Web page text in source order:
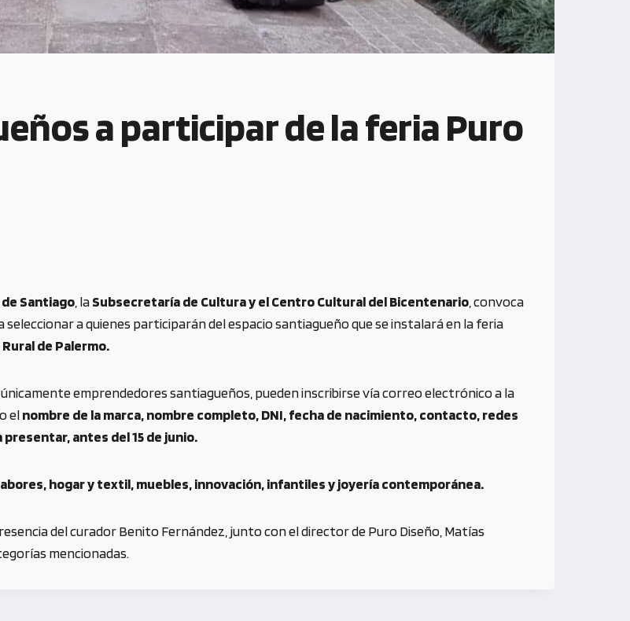
a participar de la feria Puro
de Santiago , laSubsecretaría de Cultura y el Centro Cultural del Bicentenario , convoca
seleccionar a quienes participarán del espacio santiagueño que se instalará en la feria
de Palermo.
emprendedores santiagueños, pueden inscribirse vía correo electrónico a la
elnombre de la marca, nombre completo, DNI, fecha de nacimiento, contacto, redes
antes del 15 de junio.
hogar y textil, muebles, innovación, infantiles y joyería contemporánea.
del curador Benito Fernández, junto con el director de Puro Diseño, Matías
mencionadas.